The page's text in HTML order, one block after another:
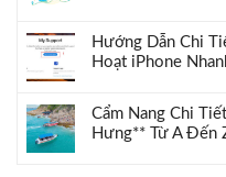
Hướng Dẫn Chi
Hoạt iPhone
Cẩm Nang Chi
Hưng** Từ A Đến